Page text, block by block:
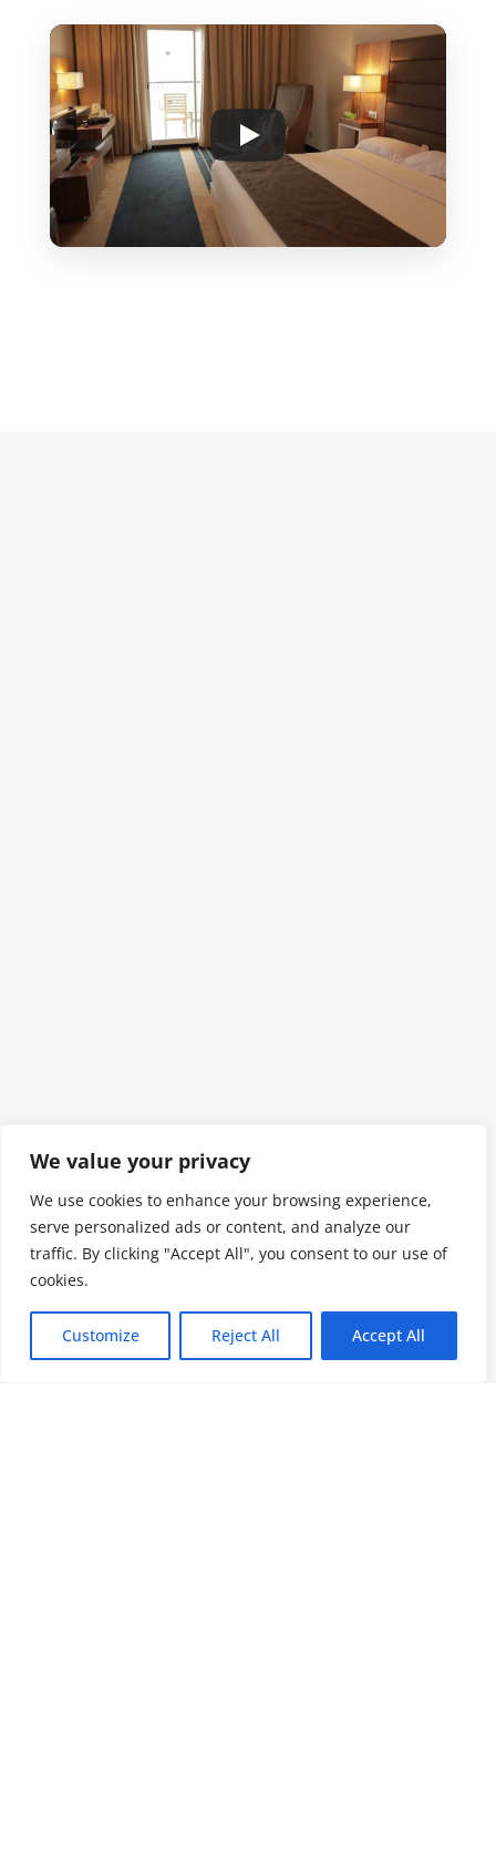
We value your privacy
We use cookies to enhance your browsing experience,
serve personalized ads or content, and analyze our
traffic. By clicking "Accept All", you consent to our use of
cookies.
Customize Reject All Accept All